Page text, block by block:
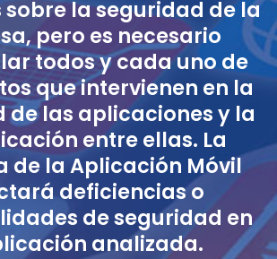
la seguridad de la
pero es necesario
todos y cada uno de
que intervienen en la
de las aplicaciones y la
entre ellas. La
de la Aplicación Móvil
deficiencias o
de seguridad en
analizada.